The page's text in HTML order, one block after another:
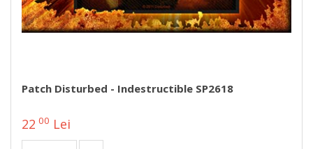
Patch Disturbed - Indestructible SP2618
22 00 Lei